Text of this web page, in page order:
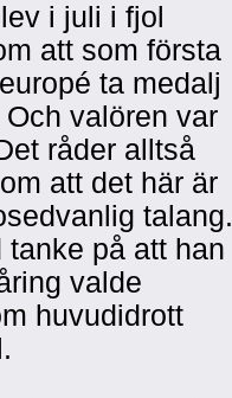
i juli i fjol
att som första
ta medalj
valören var
råder alltså
att det här är
talang.
på att han
valde
huvudidrott